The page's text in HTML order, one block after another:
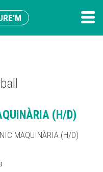
(H/D)
MAQUINÀRIA (H/D)